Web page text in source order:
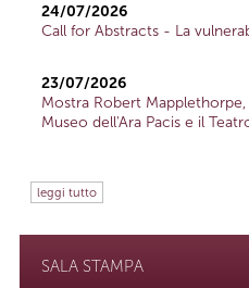
24/07/2026
Call for Abstracts - La
23/07/2026
Mostra Robert
Museo dell'Ara Pacis e il
leggi tutto
SALA STAMPA